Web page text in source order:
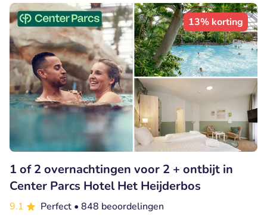
13% korting
1 of 2 overnachtingen voor 2 + ontbijt in
Center Parcs Hotel Het Heijderbos
9.1 Perfect • 848 beoordelingen